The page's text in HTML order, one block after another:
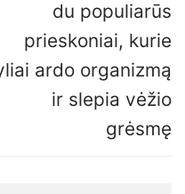
du populiarūs
prieskoniai, kurie
ardo organizmą
ir slepia vėžio
grėsmę